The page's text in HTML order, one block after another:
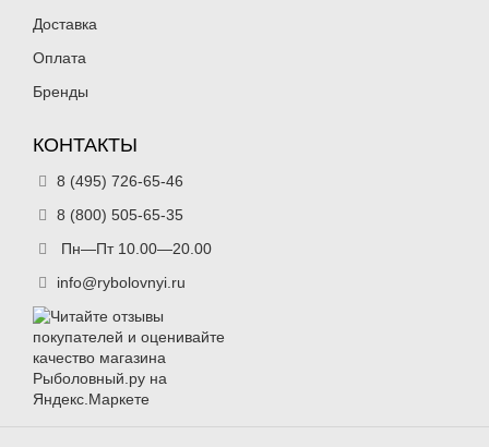
Доставка
Оплата
Бренды
КОНТАКТЫ
8 (495) 726-65-46
8 (800) 505-65-35
Пн—Пт 10.00—20.00
info@rybolovnyi.ru